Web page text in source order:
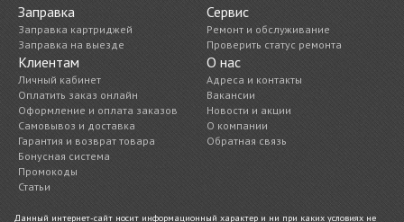
Заправка
Заправка картриджей
Заправка на выезде
Сервис
Ремонт и обслуживание
Проверить статус ремонта
Клиентам
Личный кабинет
Оплатить заказ онлайн
Оформление и оплата заказов
Самовывоз и доставка
Гарантия и возврат товара
Бонусная система
Промокоды
Статьи
О нас
Адреса и контакты
Вакансии
Новости и акции
О компании
Обратная связь
Данный интернет-сайт носит информационный характер и ни при каких условиях не